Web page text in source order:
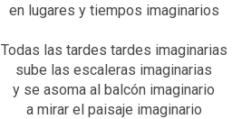
en lugares y tiempos imaginarios
Todas las tardes tardes imaginarias
sube las escaleras imaginarias
y se asoma al balcón imaginario
a mirar el paisaje imaginario